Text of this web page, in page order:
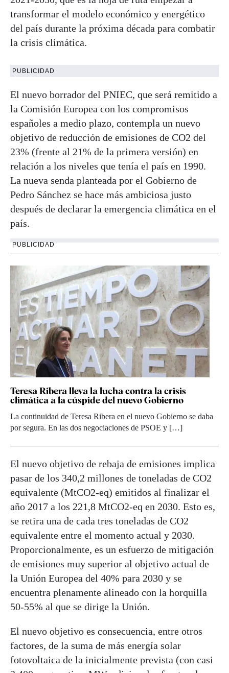
transformar el modelo económico y energético
del país durante la próxima década para combatir
la crisis climática.
PUBLICIDAD
El nuevo borrador del PNIEC, que será remitido a
la Comisión Europea con los compromisos
españoles a medio plazo, contempla un nuevo
objetivo de reducción de emisiones de CO2 del
23% (frente al 21% de la primera versión) en
relación a los niveles que tenía el país en 1990.
La nueva senda planteada por el Gobierno de
Pedro Sánchez se hace más ambiciosa justo
después de declarar la emergencia climática en el
país.
PUBLICIDAD
Teresa Ribera lleva la lucha contra la crisis
climática a la cúspide del nuevo Gobierno
La continuidad de Teresa Ribera en el nuevo Gobierno se daba
por segura. En las dos negociaciones de PSOE y […]
El nuevo objetivo de rebaja de emisiones implica
pasar de los 340,2 millones de toneladas de CO2
equivalente (MtCO2-eq) emitidos al finalizar el
año 2017 a los 221,8 MtCO2-eq en 2030. Esto es,
se retira una de cada tres toneladas de CO2
equivalente entre el momento actual y 2030.
Proporcionalmente, es un esfuerzo de mitigación
de emisiones muy superior al objetivo actual de
la Unión Europea del 40% para 2030 y se
encuentra plenamente alineado con la horquilla
50-55% al que se dirige la Unión.
El nuevo objetivo es consecuencia, entre otros
factores, de la suma de más energía solar
fotovoltaica de la inicialmente prevista (con casi